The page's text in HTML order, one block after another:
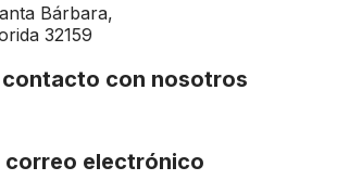
Bárbara,
32159
contacto con nosotros
correo electrónico